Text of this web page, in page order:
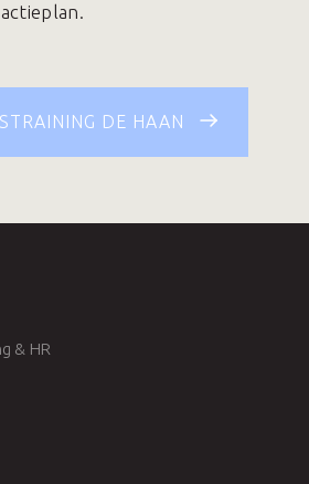
DE HAAN
& HR